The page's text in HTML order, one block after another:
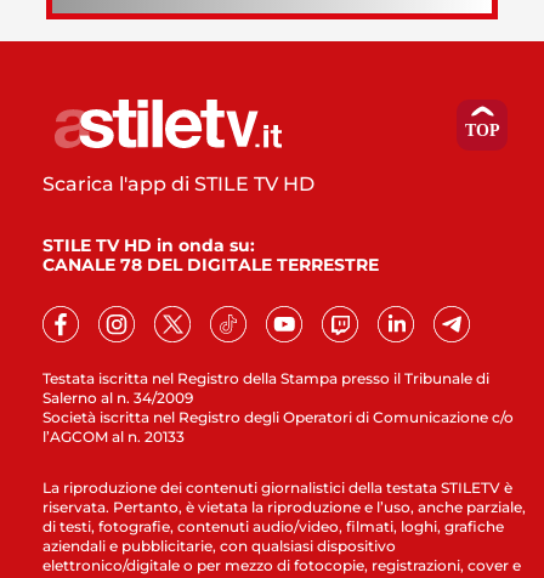
Testata iscritta nel Registro della Stampa presso il Tribunale di
Salerno al n. 34/2009
Società iscritta nel Registro degli Operatori di Comunicazione c/o
l’AGCOM al n. 20133
Scarica l'app di STILE TV HD
STILE TV HD in onda su:
CANALE 78 DEL DIGITALE TERRESTRE
La riproduzione dei contenuti giornalistici della testata STILETV è
riservata. Pertanto, è vietata la riproduzione e l’uso, anche parziale,
di testi, fotografie, contenuti audio/video, filmati, loghi, grafiche
aziendali e pubblicitarie, con qualsiasi dispositivo
elettronico/digitale o per mezzo di fotocopie, registrazioni, cover e